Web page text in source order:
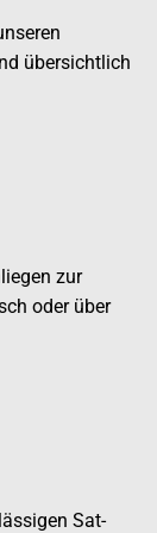
übersichtlich
zur
oder über
Sat-